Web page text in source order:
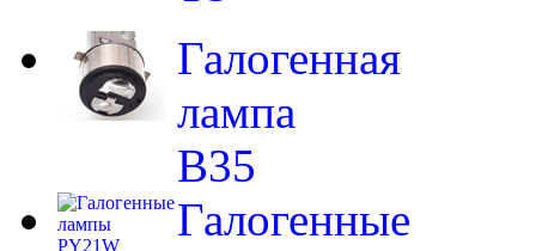
Галогенная
лампа
B35
Галогенные